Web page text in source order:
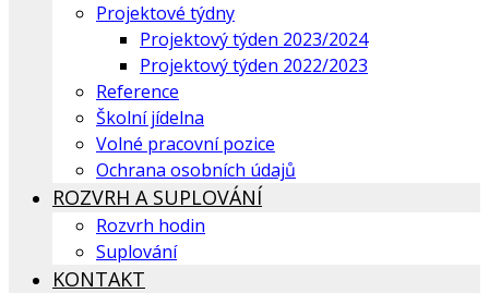
Projektové týdny
Projektový týden 2023/2024
Projektový týden 2022/2023
Reference
Školní jídelna
Volné pracovní pozice
Ochrana osobních údajů
ROZVRH A SUPLOVÁNÍ
Rozvrh hodin
Suplování
KONTAKT